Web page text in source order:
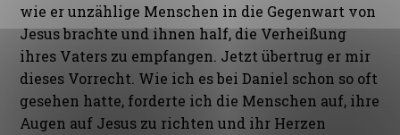
wie er unzählige Menschen in die Gegenwart von
Jesus brachte und ihnen half, die Verheißung
ihres Vaters zu empfangen. Jetzt übertrug er mir
dieses Vorrecht. Wie ich es bei Daniel schon so oft
gesehen hatte, forderte ich die Menschen auf, ihre
Augen auf Jesus zu richten und ihr Herzen